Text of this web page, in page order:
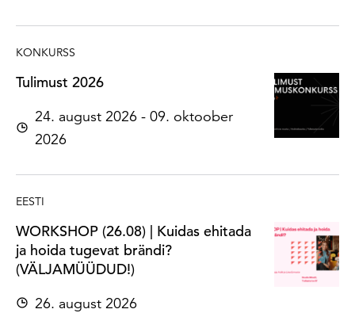
KONKURSS
Tulimust 2026
24. august 2026 - 09. oktoober
2026
EESTI
WORKSHOP (26.08) | Kuidas ehitada
ja hoida tugevat brändi?
(VÄLJAMÜÜDUD!)
26. august 2026